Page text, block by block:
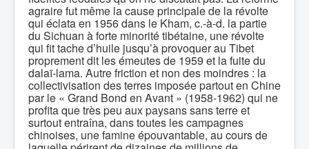
agraire fut même la cause principale de la révolte
qui éclata en 1956 dans le Kham, c.-à-d. la partie
du Sichuan à forte minorité tibétaine, une révolte
qui fit tache d’huile jusqu’à provoquer au Tibet
proprement dit les émeutes de 1959 et la fuite du
dalaï-lama. Autre friction et non des moindres : la
collectivisation des terres imposée partout en Chine
par le « Grand Bond en Avant » (1958-1962) qui ne
profita que très peu aux paysans sans terre et
surtout entraîna, dans toutes les campagnes
chinoises, une famine épouvantable, au cours de